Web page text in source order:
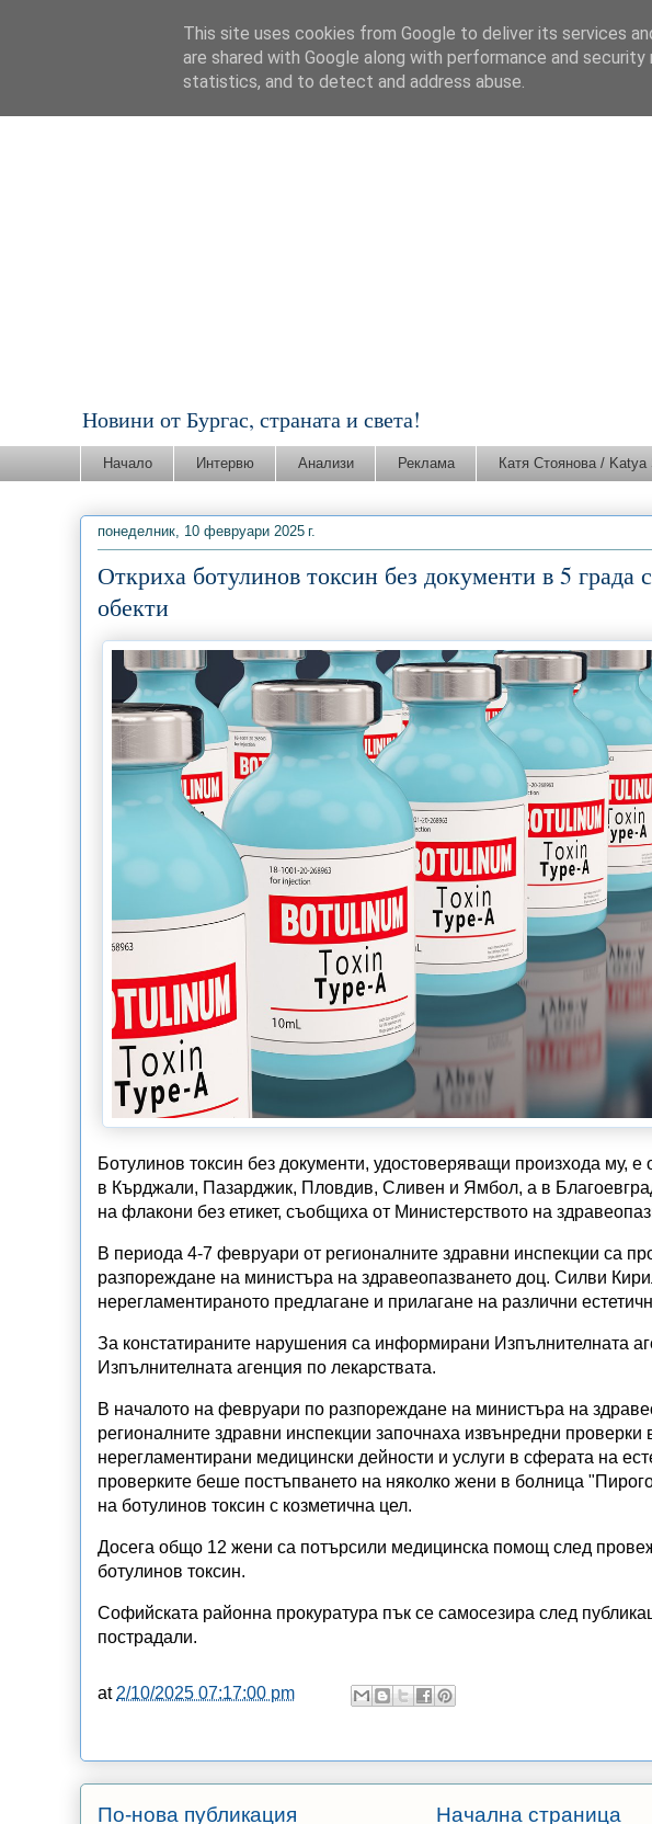
Новини от Бургас, страната и света!
Начало Интервю Анализи Реклама Катя Стоянова / Katya
понеделник, 10 февруари 2025 г.
Откриха ботулинов токсин без документи в 5 града
обекти
Ботулинов токсин без документи, удостоверяващи произхода му, е
в Кърджали, Пазарджик, Пловдив, Сливен и Ямбол, а в
на флакони без етикет, съобщиха от Министерството на
В периода 4-7 февруари от регионалните здравни инспекции са
разпореждане на министъра на здравеопазването доц. Силви
нерегламентираното предлагане и прилагане на различни
За констатираните нарушения са информирани Изпълнителната
Изпълнителната агенция по лекарствата.
В началото на февруари по разпореждане на министъра на
регионалните здравни инспекции започнаха извънредни
нерегламентирани медицински дейности и услуги в сферата на
проверките беше постъпването на няколко жени в болница
на ботулинов токсин с козметична цел.
Досега общо 12 жени са потърсили медицинска помощ след
ботулинов токсин.
Софийската районна прокуратура пък се самосезира след
пострадали.
at 2/10/2025 07:17:00 pm
По-нова публикация Начална страница
This site uses cookies from Google to deliver its services
are shared with Google along with performance and
statistics, and to detect and address abuse.